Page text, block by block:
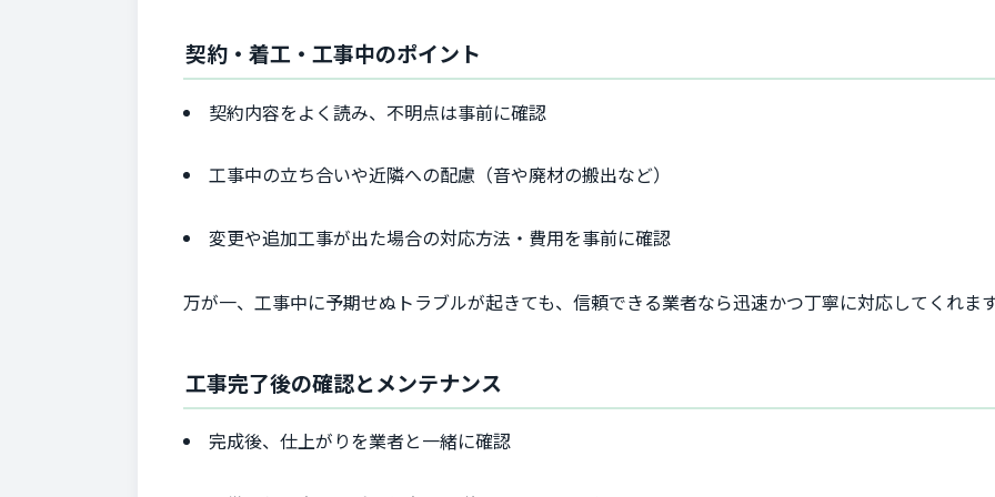
契約・着工・工事中のポイント
契約内容をよく読み、不明点は事前に確認
工事中の立ち合いや近隣への配慮（音や廃材の搬出など）
変更や追加工事が出た場合の対応方法・費用を事前に確認
万が一、工事中に予期せぬトラブルが起きても、信頼できる業者なら迅速かつ丁寧に対応してくれま
工事完了後の確認とメンテナンス
完成後、仕上がりを業者と一緒に確認